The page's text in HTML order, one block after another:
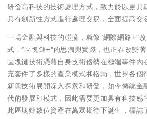
研發高科技的技術處理方式，致力於以更具
具有創新性方式進行處理交易，全面提高交
一場金融與科技的碰撞，就像“網際網路+”
式，“區塊鏈+”的思潮與實踐，也正在改變著
區塊鏈技術憑藉自身技術優勢在極端事件內
充套件了多樣的產業模式和格局，世界各個
新興技術展開深入探索和研發，如今傳統金
代的發展和模式，因此需要更加具有科技感
此區塊鏈數位資產在萬眾期待下誕生，標誌